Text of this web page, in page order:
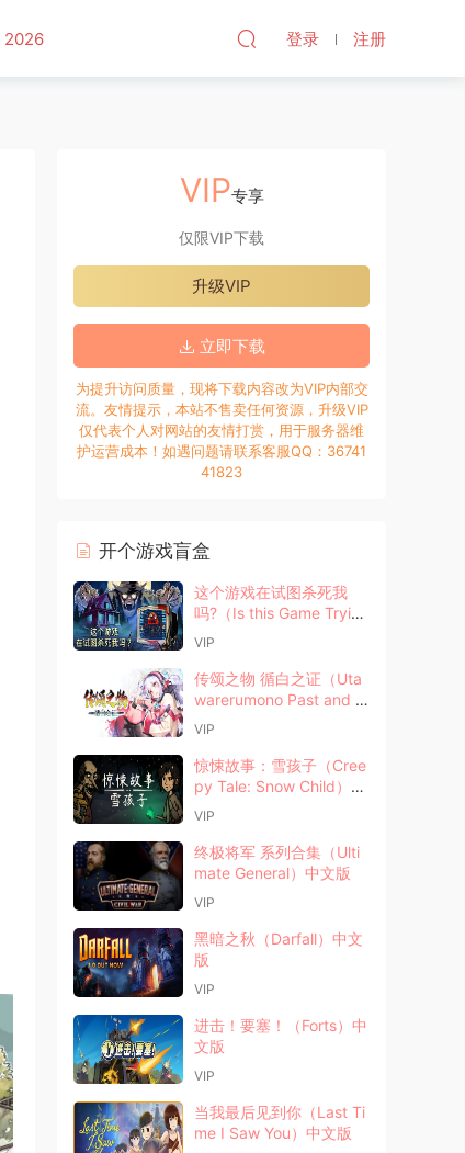
2026 登录 注册
VIP专享
仅限VIP下载
升级VIP
立即下载
为提升访问质量，现将下载内容改为VIP内部交
流。友情提示，本站不售卖任何资源，升级VIP
仅代表个人对网站的友情打赏，用于服务器维
护运营成本！如遇问题请联系客服QQ：36741
41823
开个游戏盲盒
这个游戏在试图杀死我
吗?（Is this Game Trying
to Kill Me）中文版
VIP
传颂之物 循白之证（Uta
warerumono Past and P
resent Rediscovered）
VIP
惊悚故事：雪孩子（Cree
py Tale: Snow Child）中
文版
VIP
终极将军 系列合集（Ulti
mate General）中文版
VIP
黑暗之秋（Darfall）中文
版
VIP
进击！要塞！（Forts）中
文版
VIP
当我最后见到你（Last Ti
me I Saw You）中文版